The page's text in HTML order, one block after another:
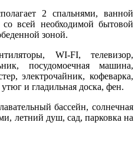
2 спальнями, ванной
всей необходимой бытовой
зоной.
WI-FI, телевизор,
посудомоечная машина,
электрочайник, кофеварка,
и гладильная доска, фен.
бассейн, солнечная
летний душ, сад, парковка на